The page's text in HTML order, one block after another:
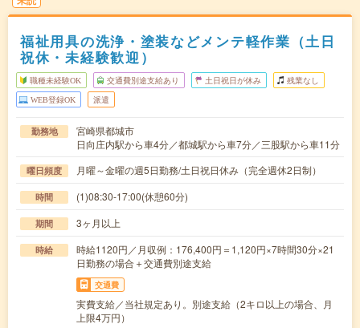
福祉用具の洗浄・塗装などメンテ軽作業（土日
祝休・未経験歓迎）
職種未経験OK 交通費別途支給あり 土日祝日が休み 残業なし
WEB登録OK 派遣
勤務地
宮崎県都城市
日向庄内駅から車4分／都城駅から車7分／三股駅から車11分
曜日頻度 月曜～金曜の週5日勤務/土日祝日休み（完全週休2日制）
時間 (1)08:30-17:00(休憩60分)
期間 3ヶ月以上
時給
時給1120円／月収例：176,400円＝1,120円×7時間30分×21
日勤務の場合＋交通費別途支給
交通費
実費支給／当社規定あり。別途支給（2キロ以上の場合、月
上限4万円）